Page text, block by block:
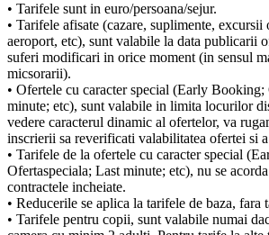
• Tarifele sunt in euro/persoana/sejur.
• Tarifele afisate (cazare, suplimente, excursii
aeroport, etc), sunt valabile la data publicarii
suferi modificari in orice moment (in sensul
micsorarii).
• Ofertele cu caracter special (Early Booking;
minute; etc), sunt valabile in limita locurilor
vedere caracterul dinamic al ofertelor, va
inscrierii sa reverificati valabilitatea ofertei si
• Tarifele de la ofertele cu caracter special
Ofertaspeciala; Last minute; etc), nu se
contractele incheiate.
• Reducerile se aplica la tarifele de baza, fara
• Tarifele pentru copii, sunt valabile numai